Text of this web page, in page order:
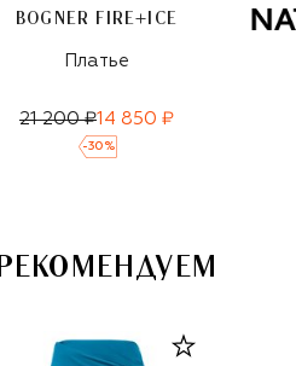
BOGNER FIRE+ICE
Платье
21 200 ₽14 850 ₽
-30 %
РЕКОМЕНДУЕМ